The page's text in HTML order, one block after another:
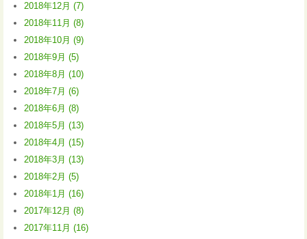
2018年12月 (7)
2018年11月 (8)
2018年10月 (9)
2018年9月 (5)
2018年8月 (10)
2018年7月 (6)
2018年6月 (8)
2018年5月 (13)
2018年4月 (15)
2018年3月 (13)
2018年2月 (5)
2018年1月 (16)
2017年12月 (8)
2017年11月 (16)